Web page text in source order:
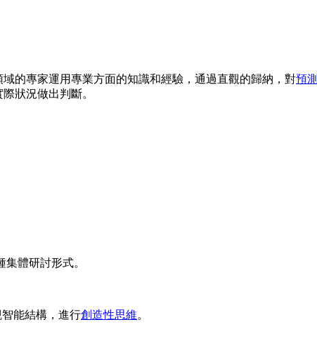
域的專家運用專業方面的知識和經驗，通過直觀的歸納，對預測
狀況做出判斷。
體研討形式。
能結構，進行創造性思維。